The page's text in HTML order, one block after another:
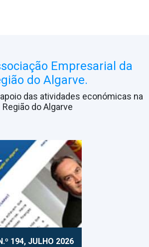
Empresarial da
do Algarve.
das atividades económicas na
Região do Algarve
194, JULHO 2026